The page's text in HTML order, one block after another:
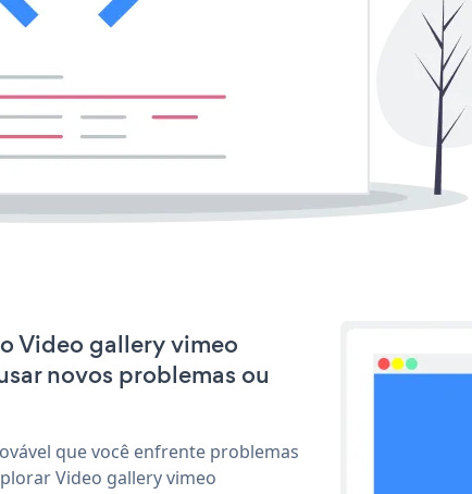
Video gallery vimeo
novos problemas ou
que você enfrente problemas
Video gallery vimeo